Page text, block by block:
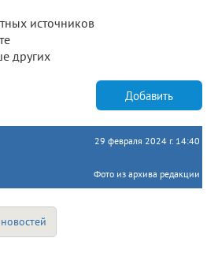
источников
других
Добавить
29 февраля 2024 г. 14:40
Фото из архива редакции